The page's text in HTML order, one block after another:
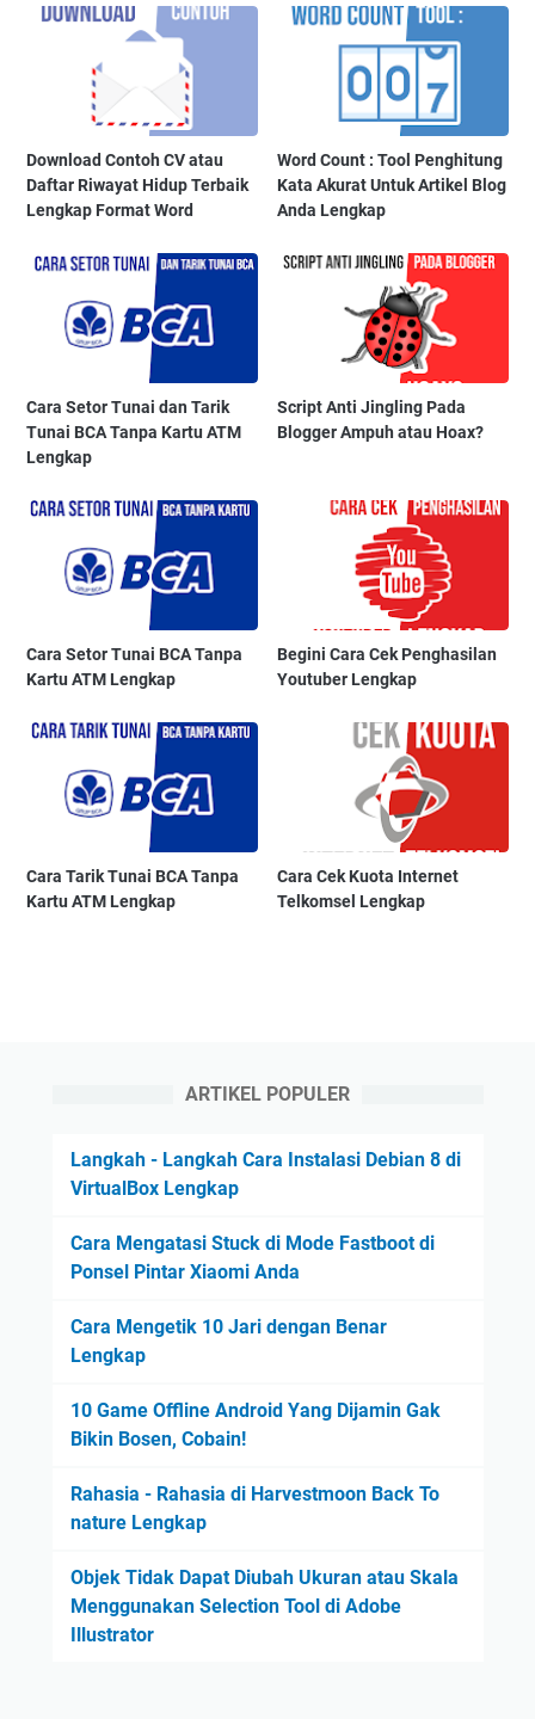
Download Contoh CV atau
Daftar Riwayat Hidup Terbaik
Lengkap Format Word
Word Count : Tool Penghitung
Kata Akurat Untuk Artikel Blog
Anda Lengkap
Cara Setor Tunai dan Tarik
Tunai BCA Tanpa Kartu ATM
Lengkap
Script Anti Jingling Pada
Blogger Ampuh atau Hoax?
Cara Setor Tunai BCA Tanpa
Kartu ATM Lengkap
Begini Cara Cek Penghasilan
Youtuber Lengkap
Cara Tarik Tunai BCA Tanpa
Kartu ATM Lengkap
Cara Cek Kuota Internet
Telkomsel Lengkap
ARTIKEL POPULER
Langkah - Langkah Cara Instalasi Debian 8 di
VirtualBox Lengkap
Cara Mengatasi Stuck di Mode Fastboot di
Ponsel Pintar Xiaomi Anda
Cara Mengetik 10 Jari dengan Benar
Lengkap
10 Game Offline Android Yang Dijamin Gak
Bikin Bosen, Cobain!
Rahasia - Rahasia di Harvestmoon Back To
nature Lengkap
Objek Tidak Dapat Diubah Ukuran atau Skala
Menggunakan Selection Tool di Adobe
Illustrator